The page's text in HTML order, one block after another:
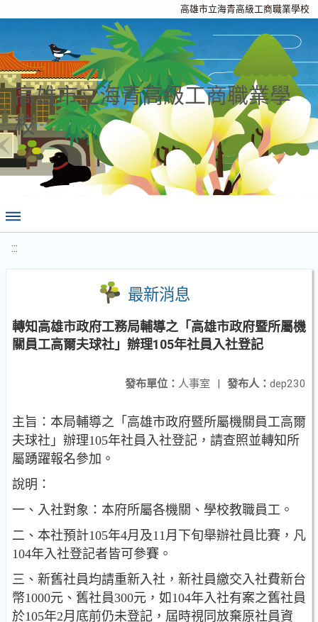
高雄市立海青高級工商職業學校
高雄市立海青高級工商職業學
校
:::
最新消息
轉知高雄市政府工務局輔導之「高雄市政府暨所屬機
關員工高爾夫球社」辦理105年社員入社登記
發布人： dep230
發布單位： 人事室 |
主旨：本局輔導之「高雄市政府暨所屬機關員工高爾
夫球社」辦理105年社員入社登記，請查照並轉知所
屬踴躍報名參加。
說明：
一、入社對象：本府所屬各機關、學校教職員工。
二、本社預計105年4月及11月下旬舉辦社員比賽，凡
104年入社登記者皆可參賽。
三、新舊社員均請重新入社，新社員繳交入社費新台
幣1000元、舊社員300元，如104年入社有案之舊社員
於105年2月底前仍未登記，屆時視同放棄原社員資